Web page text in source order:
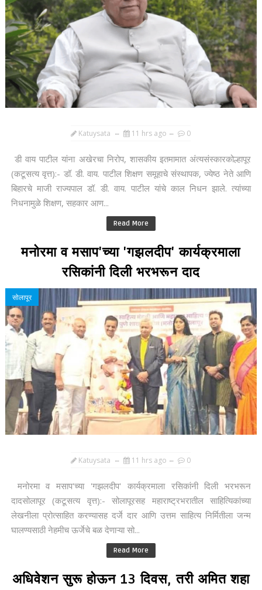
Katuysata 11 hrs ago 0
डी वाय पाटील यांना अखेरचा निरोप, शासकीय इतमामात अंत्यसंस्कारकोल्हापूर
(कटूसत्य वृत्त):- डॉ. डी. वाय. पाटील शिक्षण समूहाचे संस्थापक, ज्येष्ठ नेते आणि
बिहारचे माजी राज्यपाल डॉ. डी. वाय. पाटील यांचे काल निधन झाले. त्यांच्या
निधनामुळे शिक्षण, सहकार आण...
Read More
मनोरमा व मसाप'च्या 'गझलदीप' कार्यक्रमाला
रसिकांनी दिली भरभरून दाद
सोलापूर
Katuysata 11 hrs ago 0
मनोरमा व मसाप'च्या 'गझलदीप' कार्यक्रमाला रसिकांनी दिली भरभरून
दादसोलापूर (कटूसत्य वृत्त):- सोलापूरसह महाराष्ट्रभरातील साहित्यिकांच्या
लेखनीला प्रोत्साहित करण्यासह दर्जे दार आणि उत्तम साहित्य निर्मितीला जन्म
घालण्यसाठी नेहमीच ऊर्जेचे बळ देणाऱ्या सो...
Read More
अधिवेशन सुरू होऊन 13 दिवस, तरी अमित शहा